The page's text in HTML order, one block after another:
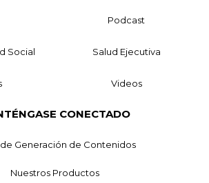
Podcast
Social Salud Ejecutiva
Videos
CONECTADO
Generación de Contenidos
Nuestros Productos